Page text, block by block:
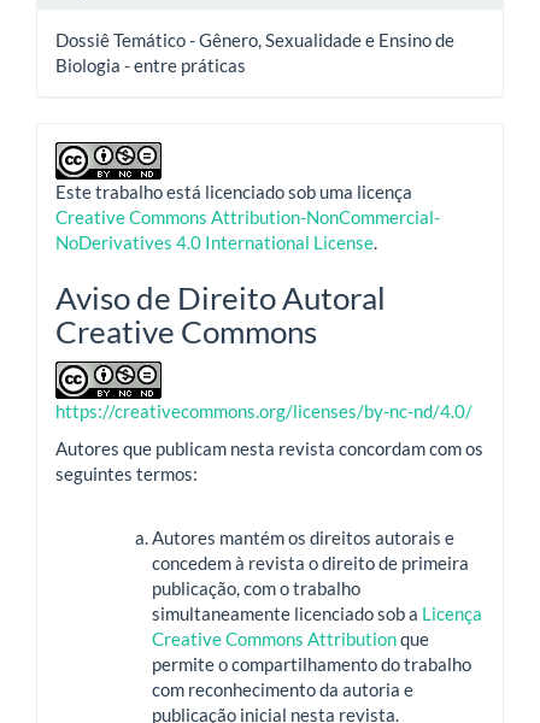
Dossiê Temático - Gênero, Sexualidade e Ensino de
Biologia - entre práticas
Este trabalho está licenciado sob uma licença
Creative Commons Attribution-NonCommercial-
NoDerivatives 4.0 International License.
Aviso de Direito Autoral
Creative Commons
https://creativecommons.org/licenses/by-nc-nd/4.0/
Autores que publicam nesta revista concordam com os
seguintes termos:
Autores mantém os direitos autorais e
concedem à revista o direito de primeira
publicação, com o trabalho
simultaneamente licenciado sob a Licença
Creative Commons Attributionque
permite o compartilhamento do trabalho
com reconhecimento da autoria e
publicação inicial nesta revista.